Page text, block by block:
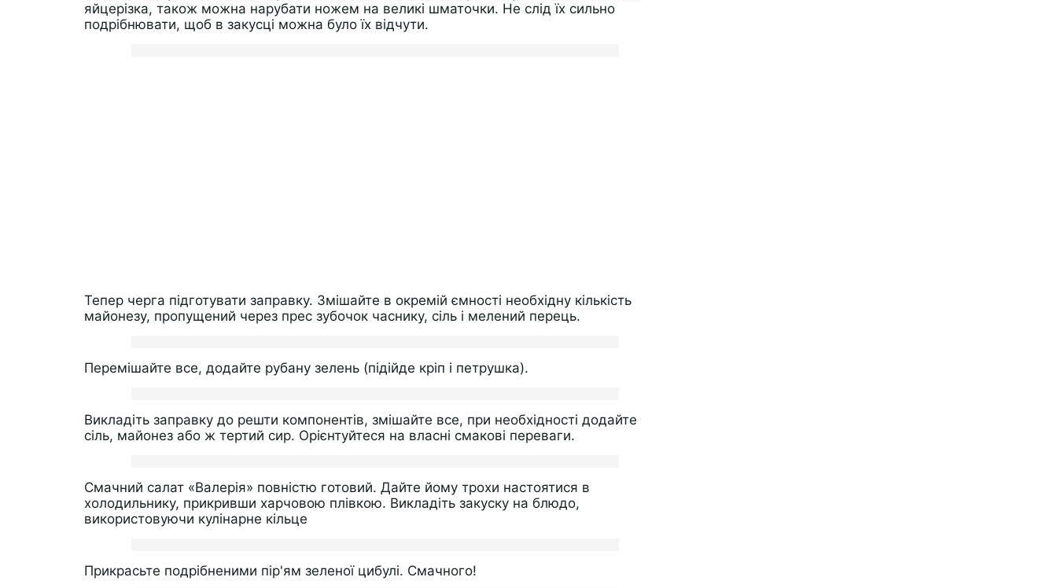
яйцерізка, також можна нарубати ножем на великі шматочки. Не слід їх сильно
подрібнювати, щоб в закусці можна було їх відчути.
Тепер черга підготувати заправку. Змішайте в окремій ємності необхідну кількість
майонезу, пропущений через прес зубочок часнику, сіль і мелений перець.
Перемішайте все, додайте рубану зелень (підійде кріп і петрушка).
Викладіть заправку до решти компонентів, змішайте все, при необхідності додайте
сіль, майонез або ж тертий сир. Орієнтуйтеся на власні смакові переваги.
Смачний салат «Валерія» повністю готовий. Дайте йому трохи настоятися в
холодильнику, прикривши харчовою плівкою. Викладіть закуску на блюдо,
використовуючи кулінарне кільце
Прикрасьте подрібненими пір'ям зеленої цибулі. Смачного!